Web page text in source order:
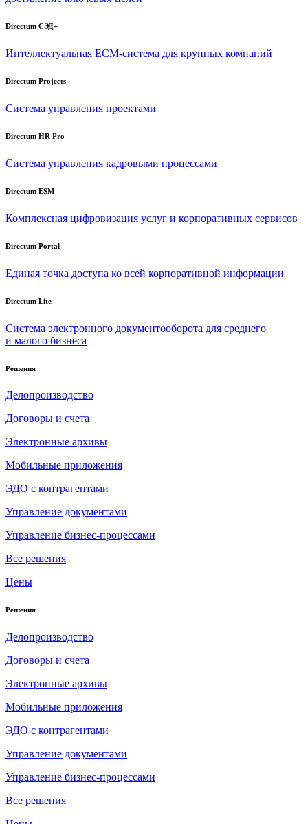
Directum СЭД+
Интеллектуальная ECM-система для крупных компаний
Directum Projects
Система управления проектами
Directum HR Pro
Система управления кадровыми процессами
Directum ESM
Комплексная цифровизация услуг и корпоративных сервисов
Directum Portal
Единая точка доступа ко всей корпоративной информации
Directum Lite
Система электронного документооборота для среднего
и малого бизнеса
Решения
Делопроизводство
Договоры и счета
Электронные архивы
Мобильные приложения
ЭДО с контрагентами
Управление документами
Управление бизнес-процессами
Все решения
Цены
Решения
Делопроизводство
Договоры и счета
Электронные архивы
Мобильные приложения
ЭДО с контрагентами
Управление документами
Управление бизнес-процессами
Все решения